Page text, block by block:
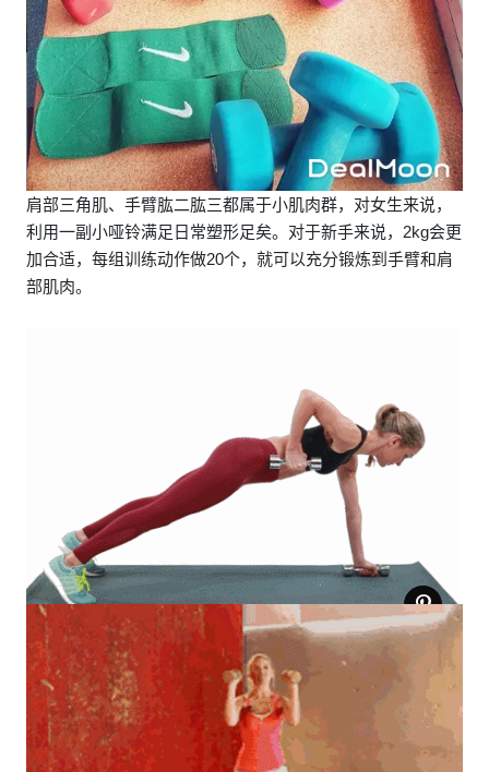
肩部三角肌、手臂肱二肱三都属于小肌肉群，对女生来说，
利用一副小哑铃满足日常塑形足矣。对于新手来说，2kg会更
加合适，每组训练动作做20个，就可以充分锻炼到手臂和肩
部肌肉。